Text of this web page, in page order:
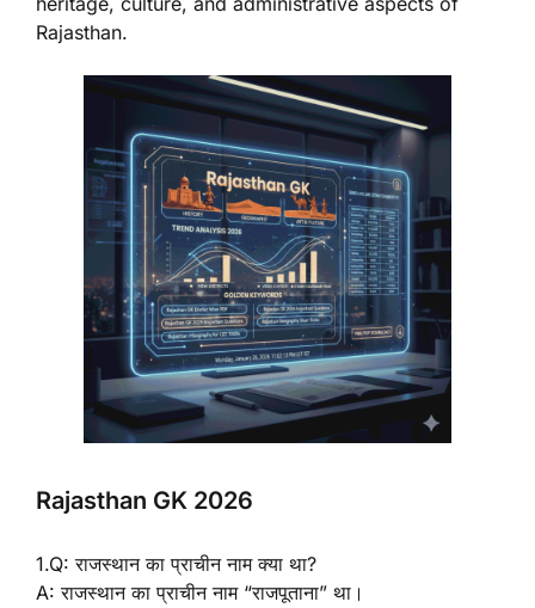
Rajasthan.
Rajasthan GK 2026
1.Q: राजस्थान का प्राचीन नाम क्या था?
A: राजस्थान का प्राचीन नाम “राजपूताना” था।